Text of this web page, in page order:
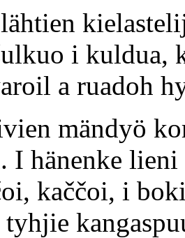
i
a ruadoh
mändyö
I hänenke lieni
kaččoi, i